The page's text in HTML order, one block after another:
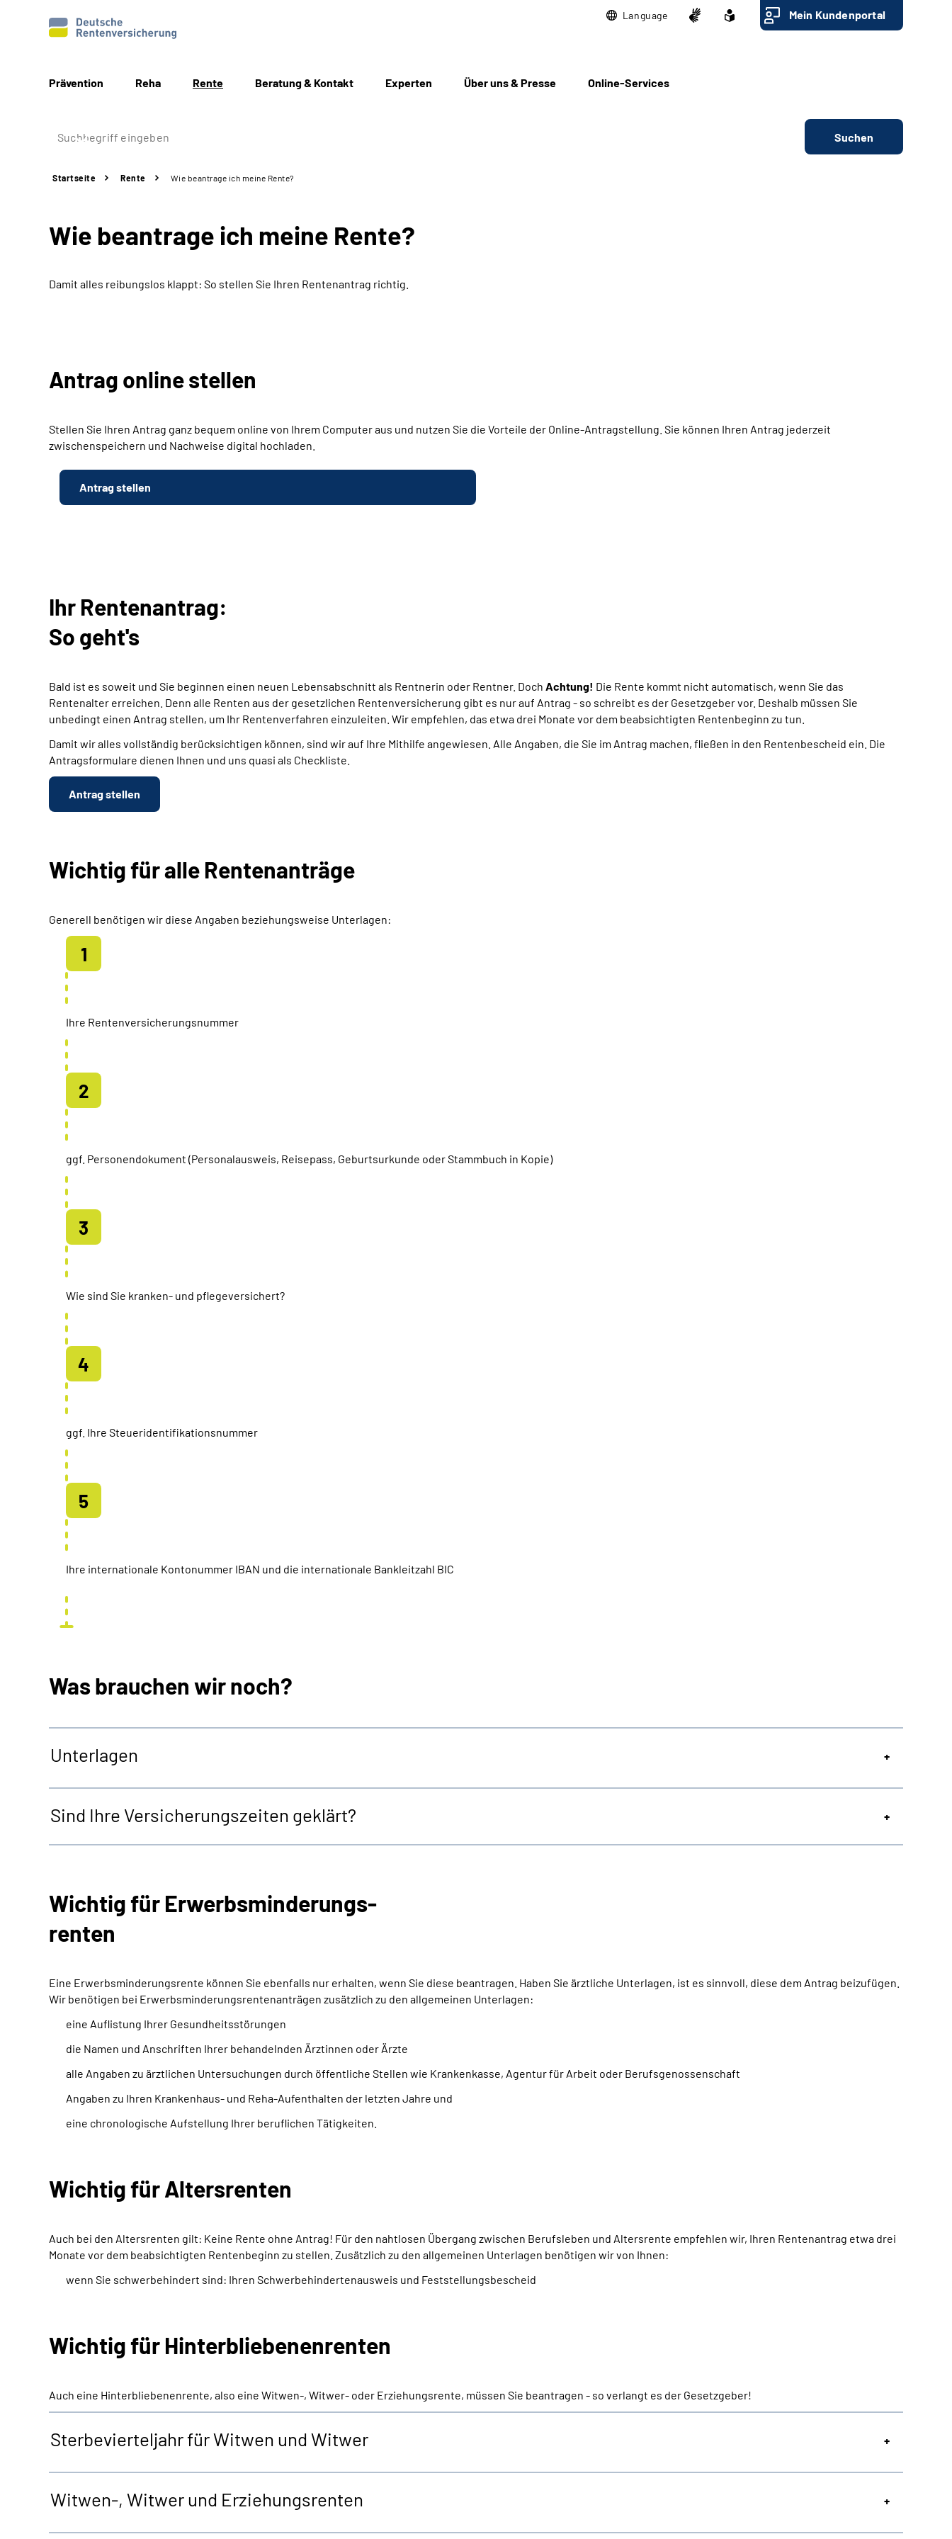
Language Mein Kundenportal
Prävention Reha Rente Beratung & Kontakt Experten Über uns & Presse Online-Services
Suchen
Startseite Rente Wie beantrage ich meine Rente?
Wie beantrage ich meine Rente?
Damit alles reibungslos klappt: So stellen Sie Ihren Rentenantrag richtig.
Antrag online stellen
Stellen Sie Ihren Antrag ganz bequem online von Ihrem Computer aus und nutzen Sie die Vorteile der Online-Antragstellung. Sie können Ihren Antrag jederzeit
zwischenspeichern und Nachweise digital hochladen.
Antrag stellen
Ihr Rentenantrag:
So geht's
Bald ist es soweit und Sie beginnen einen neuen Lebensabschnitt als Rentnerin oder Rentner. Doch Achtung! Die Rente kommt nicht automatisch, wenn Sie das
Rentenalter erreichen. Denn alle Renten aus der gesetzlichen Rentenversicherung gibt es nur auf Antrag - so schreibt es der Gesetzgeber vor. Deshalb müssen Sie
unbedingt einen Antrag stellen, um Ihr Rentenverfahren einzuleiten. Wir empfehlen, das etwa drei Monate vor dem beabsichtigten Rentenbeginn zu tun.
Damit wir alles vollständig berücksichtigen können, sind wir auf Ihre Mithilfe angewiesen. Alle Angaben, die Sie im Antrag machen, fließen in den Rentenbescheid ein. Die
Antragsformulare dienen Ihnen und uns quasi als Checkliste.
Antrag stellen
Wichtig für alle Rentenanträge
Generell benötigen wir diese Angaben beziehungsweise Unterlagen:
Ihre Rentenversicherungsnummer
ggf. Personendokument (Personalausweis, Reisepass, Geburtsurkunde oder Stammbuch in Kopie)
Wie sind Sie kranken- und pflegeversichert?
ggf. Ihre Steueridentifikationsnummer
Ihre internationale Kontonummer IBAN und die internationale Bankleitzahl BIC
Was brauchen wir noch?
Unterlagen
Sind Ihre Versicherungszeiten geklärt?
Wichtig für Erwerbsminderungs-
renten
Eine Erwerbsminderungsrente können Sie ebenfalls nur erhalten, wenn Sie diese beantragen. Haben Sie ärztliche Unterlagen, ist es sinnvoll, diese dem Antrag beizufügen.
Wir benötigen bei Erwerbsminderungsrentenanträgen zusätzlich zu den allgemeinen Unterlagen:
eine Auflistung Ihrer Gesundheitsstörungen
die Namen und Anschriften Ihrer behandelnden Ärztinnen oder Ärzte
alle Angaben zu ärztlichen Untersuchungen durch öffentliche Stellen wie Krankenkasse, Agentur für Arbeit oder Berufsgenossenschaft
Angaben zu Ihren Krankenhaus- und Reha-Aufenthalten der letzten Jahre und
eine chronologische Aufstellung Ihrer beruflichen Tätigkeiten.
Wichtig für Altersrenten
Auch bei den Altersrenten gilt: Keine Rente ohne Antrag! Für den nahtlosen Übergang zwischen Berufsleben und Altersrente empfehlen wir, Ihren Rentenantrag etwa drei
Monate vor dem beabsichtigten Rentenbeginn zu stellen. Zusätzlich zu den allgemeinen Unterlagen benötigen wir von Ihnen:
wenn Sie schwerbehindert sind: Ihren Schwerbehindertenausweis und Feststellungsbescheid
Wichtig für Hinterbliebenenrenten
Auch eine Hinterbliebenenrente, also eine Witwen-, Witwer- oder Erziehungsrente, müssen Sie beantragen - so verlangt es der Gesetzgeber!
Sterbevierteljahr für Witwen und Witwer
Witwen-, Witwer und Erziehungsrenten